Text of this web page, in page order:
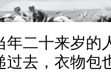
年二十来岁的
过去，衣物包